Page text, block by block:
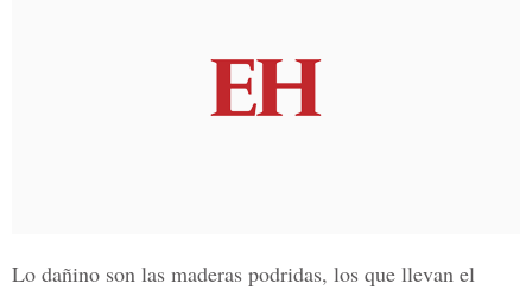
Lo dañino son las maderas podridas, los que llevan el